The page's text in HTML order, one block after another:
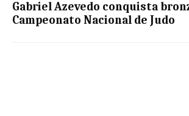
Gabriel Azevedo conquista
Campeonato Nacional de Judo